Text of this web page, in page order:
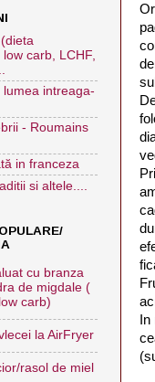
In
carb, LCHF,
lumea intreaga-
- Roumains
in franceza
si altele....
cu branza
de migdale (
carb)
la AirFryer
rasol de miel